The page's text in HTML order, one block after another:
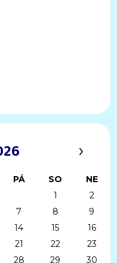
PÁ SO
NE
1
2
7 8
9
14 15
16
21 22
23
28 29
30